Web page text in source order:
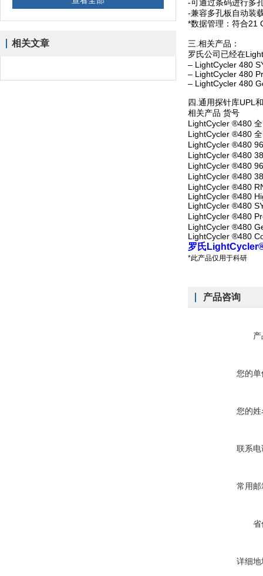
相关文章
-可通过条码进行多
-兼容多孔板自动装
*数据管理：符合21
三.相关产品：
罗氏公司已经在
– LightCycler 480
– LightCycler 480
– LightCycler 480
四.通用探针库UPL
相关产品 货号
LightCycler ®480
LightCycler ®480
LightCycler ®480
LightCycler ®480
LightCycler ®480
LightCycler ®480
LightCycler ®480
LightCycler ®480
LightCycler ®480
LightCycler ®480
LightCycler ®480
LightCycler ®480
罗氏
*此产品仅用于科研
产品咨询
您的单
您的姓
联系电
常用邮
省
详细地